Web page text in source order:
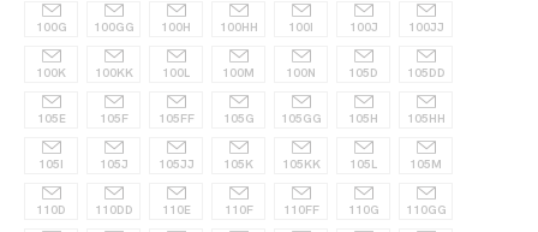
100G 100GG 100H 100HH 100I 100J 100JJ
100K 100KK 100L 100M 100N 105D 105DD
105E 105F 105FF 105G 105GG 105H 105HH
105I 105J 105JJ 105K 105KK 105L 105M
110D 110DD 110E 110F 110FF 110G 110GG